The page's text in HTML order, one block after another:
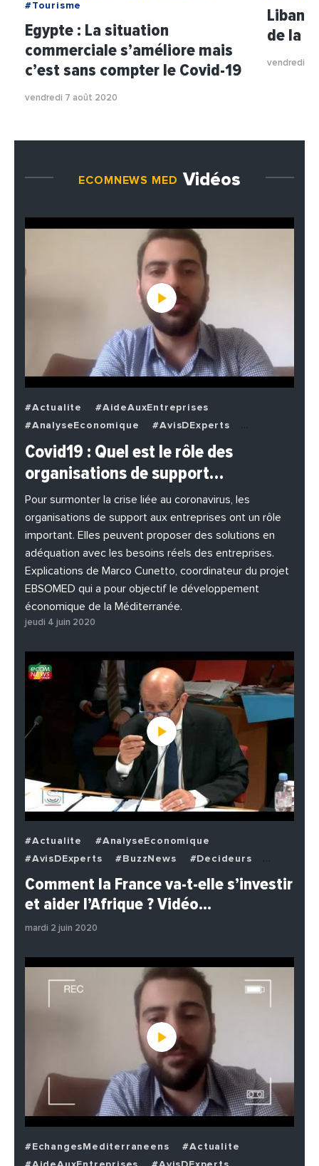
#Tourisme
Egypte : La situation
commerciale s’améliore mais
c’est sans compter le Covid-19
vendredi 7 août 2020
Liban
de la
vendredi 7
ECOMNEWS MED Vidéos
#Actualite
#AideAuxEntreprises
#AnalyseEconomique
#AvisDExperts
#BuzzNews
#Decideurs
#EchangesMediterraneens
#Economie
#EnDirectDe
#Entreprises
#Institutions
#PhotosEtVideos
Covid19 : Quel est le rôle des
organisations de support…
Pour surmonter la crise liée au coronavirus, les
organisations de support aux entreprises ont un rôle
important. Elles peuvent proposer des solutions en
adéquation avec les besoins réels des entreprises.
Explications de Marco Cunetto, coordinateur du projet
EBSOMED qui a pour objectif le développement
économique de la Méditerranée.
jeudi 4 juin 2020
#Actualite
#AnalyseEconomique
#AvisDExperts
#BuzzNews
#Decideurs
#EchangesMediterraneens
#Economie
#Politique
Comment la France va-t-elle s’investir
et aider l’Afrique ? Vidéo…
mardi 2 juin 2020
#EchangesMediterraneens
#Actualite